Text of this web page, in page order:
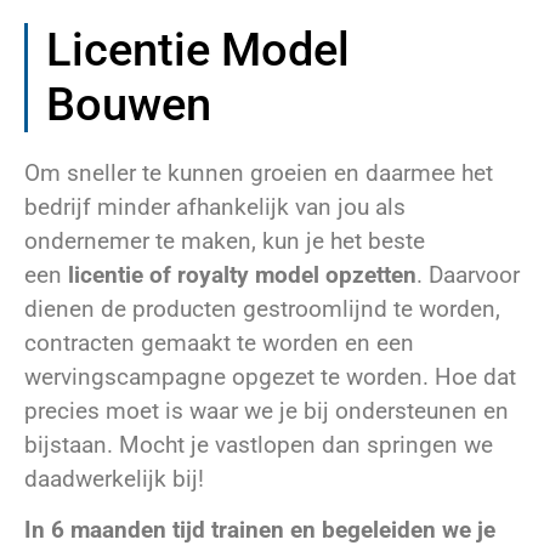
Licentie Model
Bouwen
Om sneller te kunnen groeien en daarmee het
bedrijf minder afhankelijk van jou als
ondernemer te maken, kun je het beste
een licentie of royalty model opzetten. Daarvoor
dienen de producten gestroomlijnd te worden,
contracten gemaakt te worden en een
wervingscampagne opgezet te worden. Hoe dat
precies moet is waar we je bij ondersteunen en
bijstaan. Mocht je vastlopen dan springen we
daadwerkelijk bij!
In 6 maanden tijd trainen en begeleiden we je